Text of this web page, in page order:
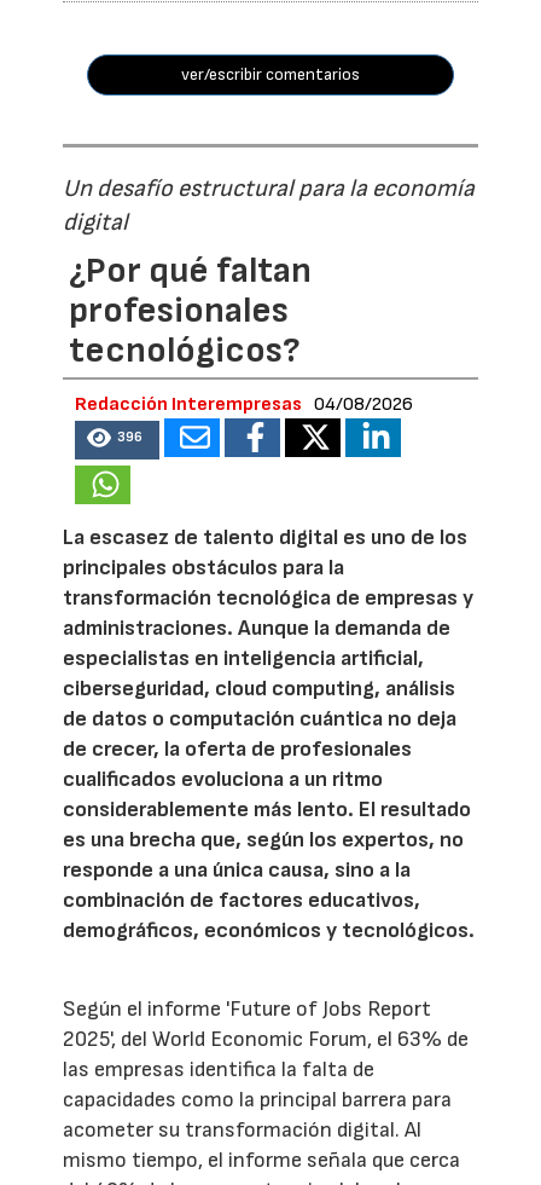
ver/escribir comentarios
Un desafío estructural para la economía
digital
¿Por qué faltan
profesionales
tecnológicos?
Redacción Interempresas 04/08/2026
396
La escasez de talento digital es uno de los
principales obstáculos para la
transformación tecnológica de empresas y
administraciones. Aunque la demanda de
especialistas en inteligencia artificial,
ciberseguridad, cloud computing, análisis
de datos o computación cuántica no deja
de crecer, la oferta de profesionales
cualificados evoluciona a un ritmo
considerablemente más lento. El resultado
es una brecha que, según los expertos, no
responde a una única causa, sino a la
combinación de factores educativos,
demográficos, económicos y tecnológicos.
Según el informe 'Future of Jobs Report
2025', del World Economic Forum, el 63% de
las empresas identifica la falta de
capacidades como la principal barrera para
acometer su transformación digital. Al
mismo tiempo, el informe señala que cerca